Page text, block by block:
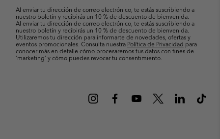
Al enviar tu dirección de correo electrónico, te estás suscribiendo a
nuestro boletín y recibirás un 10 % de descuento de bienvenida.
Al enviar tu dirección de correo electrónico, te estás suscribiendo a
nuestro boletín y recibirás un 10 % de descuento de bienvenida.
Utilizaremos tu dirección para informarte de novedades, ofertas y
eventos promocionales. Consulta nuestra Política de Privacidad para
conocer más en detalle cómo procesaremos tus datos con fines de
’marketing’ y cómo puedes revocar tu consentimiento.